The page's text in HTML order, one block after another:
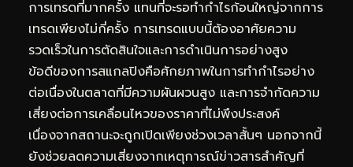
การเทรดที่มากครั้ง แทนที่จะรอทำกำไรก้อนใหญ่จากการ
เทรดเพียงไม่กี่ครั้ง การเทรดแบบนี้ต้องอาศัยความ
รวดเร็วในการตัดสินใจและการดำเนินการอย่างสูง
ข้อดีของการสแกลปิงคือศักยภาพในการทำกำไรอย่าง
ต่อเนื่องในตลาดที่มีความผันผวนสูง และการจำกัดความ
เสี่ยงต่อการเคลื่อนไหวของราคาที่ไม่พึงประสงค์
เนื่องจากสถานะจะถูกเปิดเพียงช่วงเวลาสั้นๆ นอกจากนี้
ยังช่วยลดความเสี่ยงจากเหตุการณ์ข่าวสารสำคัญที่